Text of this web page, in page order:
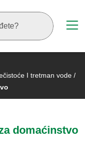
I tretman vode /
domaćinstvo